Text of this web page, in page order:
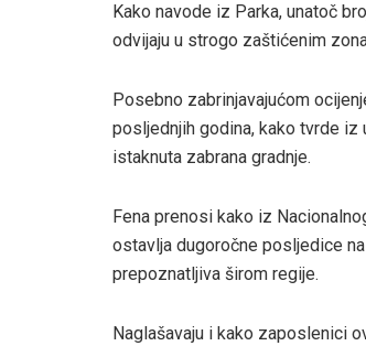
Kako navode iz Parka, unatoč
odvijaju u strogo zaštićenim
Posebno zabrinjavajućom
posljednjih godina, kako tvrde iz
istaknuta zabrana gradnje.
Fena prenosi kako iz
ostavlja dugoročne posljedice
prepoznatljiva širom regije.
Naglašavaju i kako zaposlenici